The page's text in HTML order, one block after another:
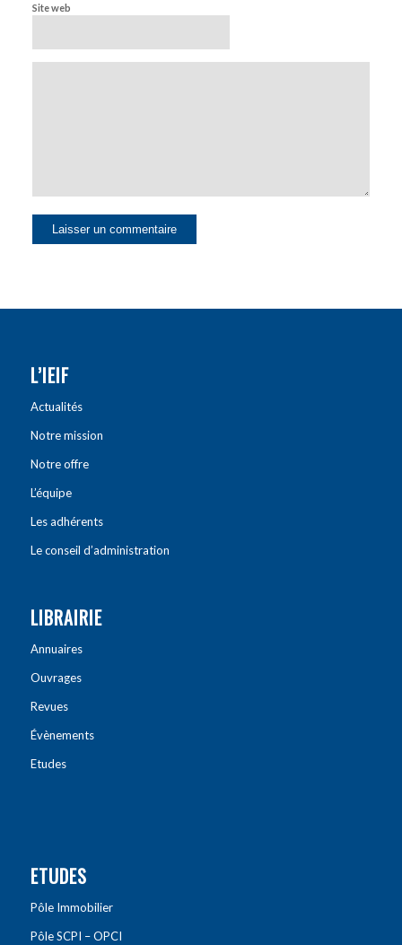
Site web
L’IEIF
Actualités
Notre mission
Notre offre
L’équipe
Les adhérents
Le conseil d’administration
LIBRAIRIE
Annuaires
Ouvrages
Revues
Évènements
Etudes
ETUDES
Pôle Immobilier
Pôle SCPI – OPCI